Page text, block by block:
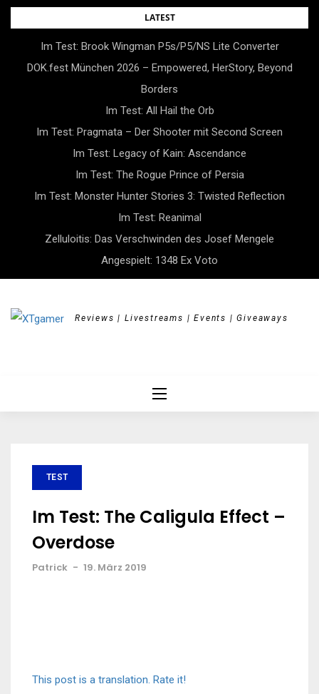
Skip
LATEST
Im Test: Brook Wingman P5s/P5/NS Lite Converter
DOK.fest München 2026 – Empowered, HerStory, Beyond
Borders
Im Test: All Hail the Orb
Im Test: Pragmata – Der Shooter mit Second Screen
Im Test: Legacy of Kain: Ascendance
Im Test: The Rogue Prince of Persia
Im Test: Monster Hunter Stories 3: Twisted Reflection
Im Test: Reanimal
Zelluloitis: Das Verschwinden des Josef Mengele
Angespielt: 1348 Ex Voto
Reviews | Livestreams | Events | Giveaways
TEST
Im Test: The Caligula Effect –
Overdose
Patrick - 19. März 2019
This post is a translation. Rate it!